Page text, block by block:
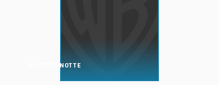
EFFETTO NOTTE